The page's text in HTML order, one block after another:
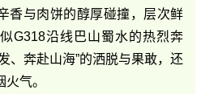
香与肉饼的醇厚碰撞，层次鲜
G318沿线巴山蜀水的热烈奔
、奔赴山海”的洒脱与果敢，还
气。